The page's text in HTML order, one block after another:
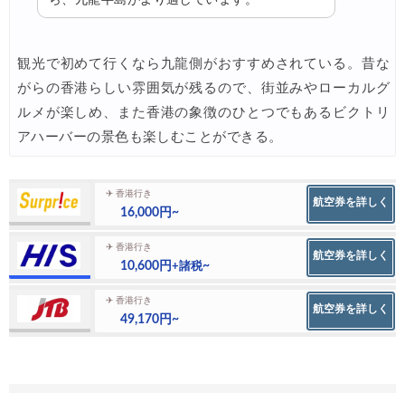
観光で初めて行くなら九龍側がおすすめされている。昔な
がらの香港らしい雰囲気が残るので、街並みやローカルグ
ルメが楽しめ、また香港の象徴のひとつでもあるビクトリ
アハーバーの景色も楽しむことができる。
✈ 香港行き
16,000円~
航空券を詳しく
✈ 香港行き
10,600円+諸税~
航空券を詳しく
✈ 香港行き
49,170円~
航空券を詳しく